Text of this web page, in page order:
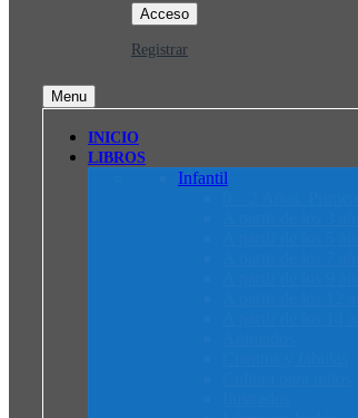
Registrar
Menu
INICIO
LIBROS
Infantil